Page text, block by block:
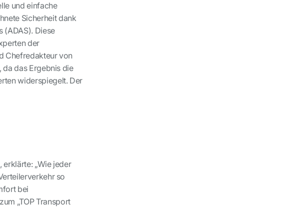
und einfache
Sicherheit dank
(ADAS). Diese
der
Chefredakteur von
das Ergebnis die
widerspiegelt. Der
erklärte: „Wie jeder
so
bei
„TOP Transport